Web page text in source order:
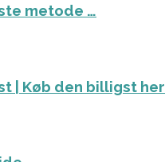
metode …
| Køb den billigst her